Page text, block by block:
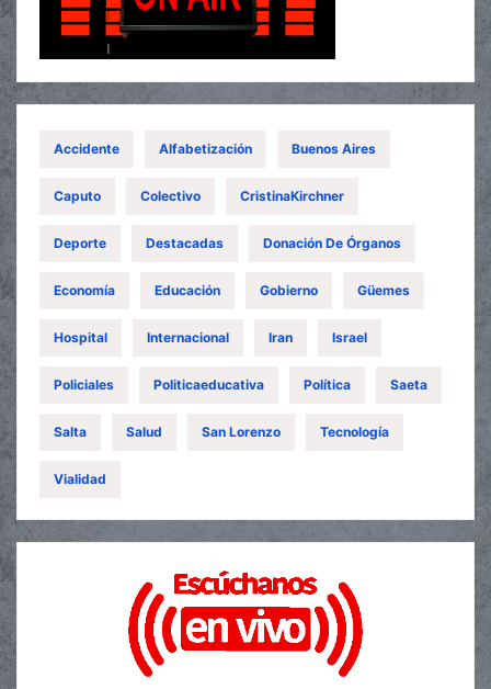
Accidente Alfabetización Buenos Aires
Caputo Colectivo CristinaKirchner
Deporte Destacadas Donación De Órganos
Economía Educación Gobierno Güemes
Hospital Internacional Iran Israel
Policiales Politicaeducativa Política Saeta
Salta Salud San Lorenzo Tecnología
Vialidad